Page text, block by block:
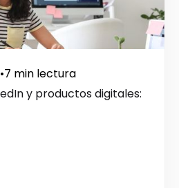
•7 min lectura
y productos digitales: